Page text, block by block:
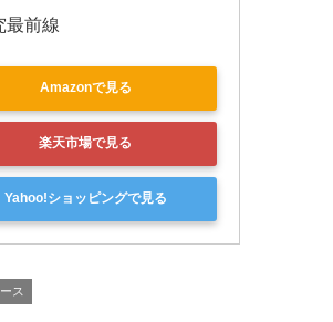
最前線
Amazonで見る
楽天市場で見る
Yahoo!ショッピングで見る
ス